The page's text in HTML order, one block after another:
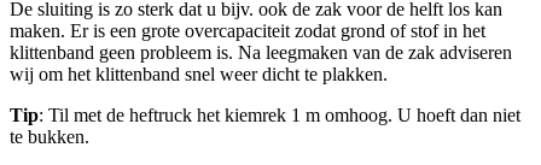
De sluiting is zo sterk dat u bijv. ook de zak voor de helft los kan
maken. Er is een grote overcapaciteit zodat grond of stof in het
klittenband geen probleem is. Na leegmaken van de zak adviseren
wij om het klittenband snel weer dicht te plakken.
Tip: Til met de heftruck het kiemrek 1 m omhoog. U hoeft dan niet
te bukken.